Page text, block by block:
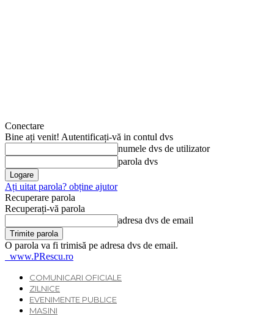
Conectare
Bine ați venit! Autentificați-vă in contul dvs
numele dvs de utilizator
parola dvs
Ați uitat parola? obține ajutor
Recuperare parola
Recuperați-vă parola
adresa dvs de email
O parola va fi trimisă pe adresa dvs de email.
www.PRescu.ro
COMUNICARI OFICIALE
ZILNICE
EVENIMENTE PUBLICE
MASINI